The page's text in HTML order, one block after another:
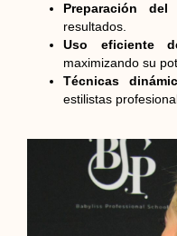
Preparación del
resultados.
Uso eficiente
maximizando su
Técnicas
estilistas